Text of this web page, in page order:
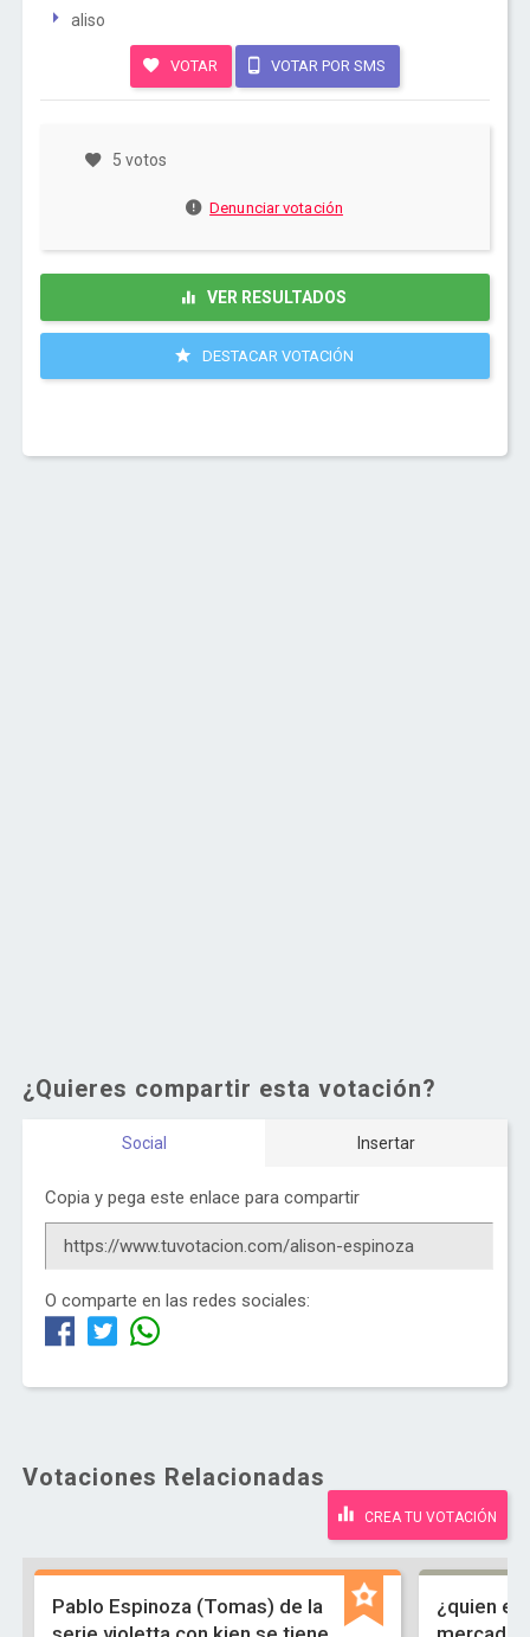
aliso
VOTAR VOTAR POR SMS
5 votos
Denunciar votación
VER RESULTADOS
DESTACAR VOTACIÓN
¿Quieres compartir esta votación?
Social Insertar
Copia y pega este enlace para compartir
O comparte en las redes sociales:
Votaciones Relacionadas
CREA TU VOTACIÓN
Pablo Espinoza (Tomas) de la
¿quien